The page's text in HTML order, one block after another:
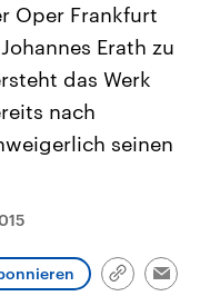
USA
Aktuelle Beiträge,
Hintergründe
Wirtschaftlich und
gehören die Vereinigten
mit großem Einfluss auf
Oper Frankfurt
Erath zu
das Werk
nach
seinen
Link